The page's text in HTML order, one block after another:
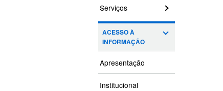
Serviços
ACESSO À
INFORMAÇÃO
Apresentação
Institucional